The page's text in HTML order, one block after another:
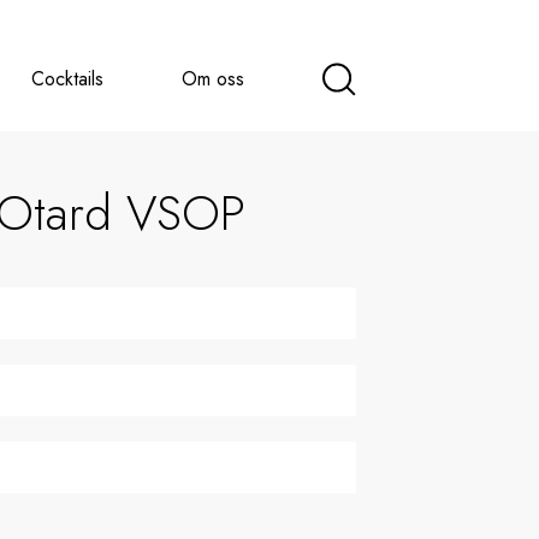
Cocktails Om oss
VSOP